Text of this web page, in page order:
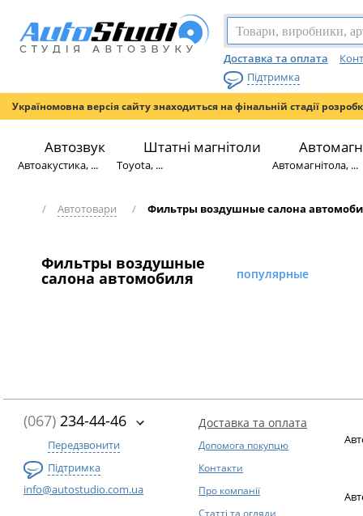
Доставка та оплата
Підтримка
Україномовна версія сайту знаходиться на фінальній стадії
Автозвук
Автоакустика, ...
Штатні магнітоли
Toyota, ... Автомагнітола, ...
/ Автотовари / Фильтры воздушные салона
Фильтры воздушные
салона автомобиля популярные
(067) 234-44-46
Передзвонити
Підтримка
info@autostudio.com.ua
Доставка та оплата
Допомога покупцю
Контакти
Про компанії
Статті та огляди